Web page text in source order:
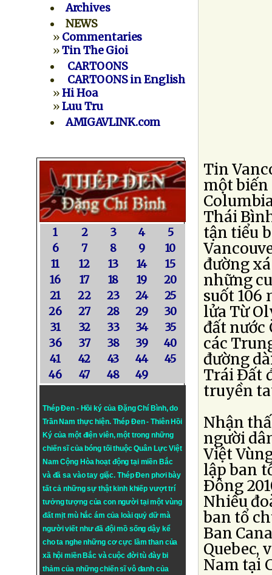
Archives
NEWS
» Commentaries
»Tin The Gioi
CARTOONS
CARTOONS in English
»Hi Hoa
»Luu Tru
AMIGAVLINK.com
1 2 3 4
5
6
7 8 9
10
11
12 13 14
15
16
17 18 19
20
21
22 23 24
25
26
27 28 29
30
31
32 33 34
35
36
37 38 39
40
41
42 43 44
45
46
47 48 49
Thép Đen - Hồi ký của Đặng Chí Bình, do
Trần Nam thực hiện. Thép Đen- Thiên Hồi
Ký của một điện viên, một trong những
chiến sĩ của bóng tối thuộc Quân Lực Việt
Nam Cộng Hòa hoạt động tại miền Bắc
và đã sa vào tay giặc. Thép Đen phơi bày
tất cả những sự thật kinh khiếp vượt trí
tưởng tượng của con người tại một vùng
đất mịt mù hắc ám của loài quỷ dữ mà
người viết như đã đội mồ sống dậy kể
cho ta nghe những cơ cực lầm than của
xã hội miền Bắc và cuộc đời tù đày bi
thảm của những chiến sĩ vô danh của
Tin
một
Thái
tận tiểu
đường
những
suốt 106
lửa Từ
đất nước
các
đường
Trái Ðất
truyền
Nhận
người
Việt
lập ban
Ðông
Nhiều
ban tổ
Ban
Quebec,
Nam tại